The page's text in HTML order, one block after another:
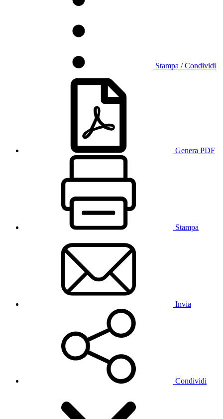
Stampa / Condividi
Genera PDF
Stampa
Invia
Condividi